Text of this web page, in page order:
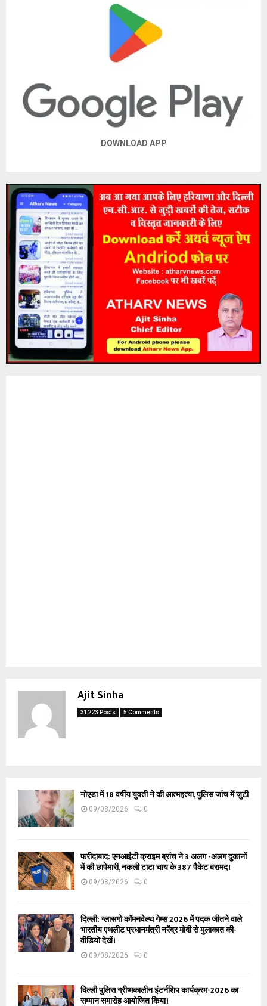
DOWNLOAD APP
Ajit Sinha
31223 Posts 5 Comments
नोएडा में 18 वर्षीय युवती ने की आत्महत्या, पुलिस जांच में जुटी
09/08/2026 0
फरीदाबाद: एनआईटी क्राइम ब्रांच ने 3 अलग -अलग दुकानों
में की छापेमारी, नकली टाटा चाय के 387 पैकेट बरामद।
09/08/2026 0
दिल्ली: ग्लासगो कॉमनवेल्थ गेम्स 2026 में पदक जीतने वाले
भारतीय एथलीट प्रधानमंत्री नरेंद्र मोदी से मुलाकात की-
वीडियो देखें।
09/08/2026 0
दिल्ली पुलिस ग्रीष्मकालीन इंटर्नशिप कार्यक्रम-2026 का
सम्मान समारोह आयोजित किया।